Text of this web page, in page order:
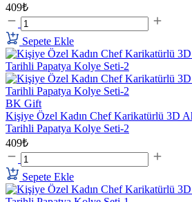
409₺
Sepete Ekle
BK Gift
Kişiye Özel Kadın Chef Karikatürlü 3D
Tarihli Papatya Kolye Seti-2
409₺
Sepete Ekle